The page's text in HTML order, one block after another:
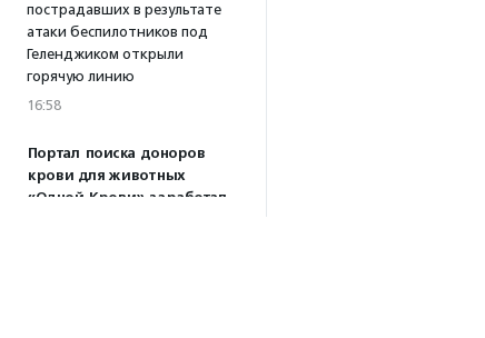
пострадавших в результате
атаки беспилотников под
Геленджиком открыли
горячую линию
16:58
Портал поиска доноров
крови для животных
«Одной Крови» заработал